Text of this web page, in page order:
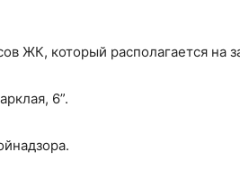
ЖК, который располагается на
6”.